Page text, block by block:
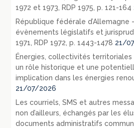
1972 et 1973, RDP 1975, p. 121-164
République fédérale d’Allemagne
évènements législatifs et
1971, RDP 1972, p. 1443-1478 21/
Énergies, collectivités
un rôle historique et une
implication dans les énergies
21/07/2026
Les courriels, SMS et autres
non d’ailleurs, échangés par les
documents administratifs